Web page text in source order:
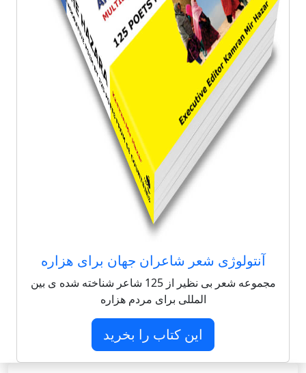
آنتولوژی شعر شاعران جهان برای هزاره
مجموعه شعر بی نظیر از 125 شاعر شناخته شده ی بین
المللی برای مردم هزاره
این کتاب را بخرید